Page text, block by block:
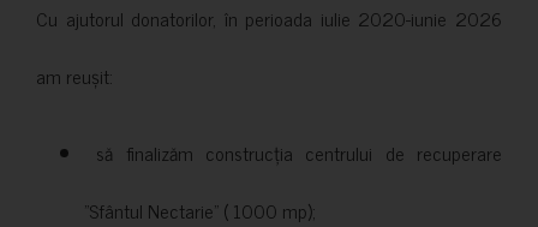
Cu ajutorul donatorilor, în perioada iulie 2020-iunie 2026
am reușit:
să finalizăm construcția centrului de recuperare
”Sfântul Nectarie” ( 1000 mp);